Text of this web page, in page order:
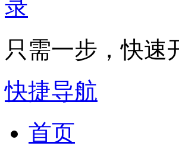
只需一步，快速
快捷导航
首页